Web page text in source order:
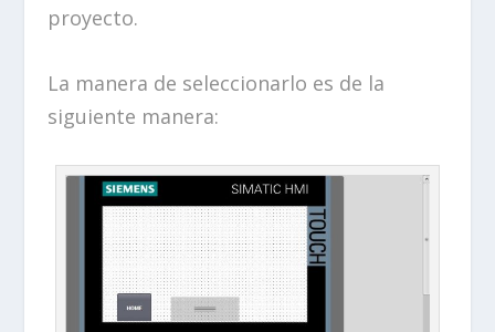
proyecto.
La manera de seleccionarlo es de la
siguiente manera: